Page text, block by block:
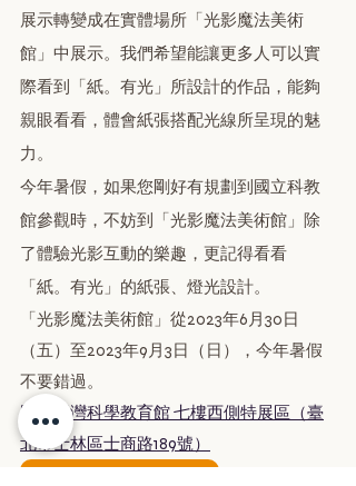
展示轉變成在實體場所「光影魔法美術
館」中展示。我們希望能讓更多人可以實
際看到「紙。有光」所設計的作品，能夠
親眼看看，體會紙張搭配光線所呈現的魅
力。
今年暑假，如果您剛好有規劃到國立科教
館參觀時，不妨到「光影魔法美術館」除
了體驗光影互動的樂趣，更記得看看
「紙。有光」的紙張、燈光設計。
「光影魔法美術館」從2023年6月30日
（五）至2023年9月3日（日），今年暑假
不要錯過。
國立臺灣科學教育館 七樓西側特展區（臺
北市士林區士商路189號）